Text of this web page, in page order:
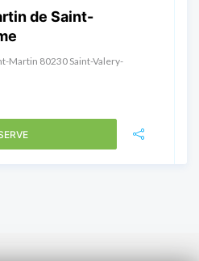
de Saint-
Martin 80230 Saint-Valery-